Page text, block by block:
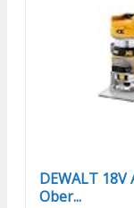
DEWALT
Ober...